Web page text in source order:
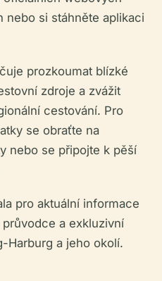
nebo si stáhněte aplikaci
prozkoumat blízké
zdroje a zvážit
cestování. Pro
se obraťte na
nebo se připojte k pěší
pro aktuální informace
a exkluzivní
Harburg a jeho okolí.